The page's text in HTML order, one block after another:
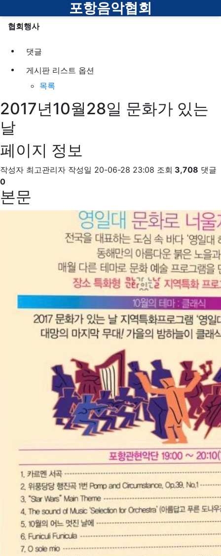
포항음악협회
협회행사
댓글
게시판 리스트 옵션
목록
2017년10월28일 문화가 있는
날
페이지 정보
작성자 최고관리자 작성일 20-06-28 23:08 조회 3,708 댓글
0
본문